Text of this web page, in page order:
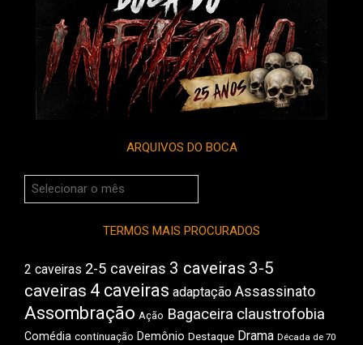
ARQUIVOS DO BOCA
Arquivos
do
TERMOS MAIS PROCURADOS
2 caveiras 2-5 caveiras 3 caveiras 3-5
caveiras 4 caveiras adaptação Assassinato
Assombração Ação Bagaceira claustrofobia
Comédia continuação Demônio Destaque Drama Década de 70